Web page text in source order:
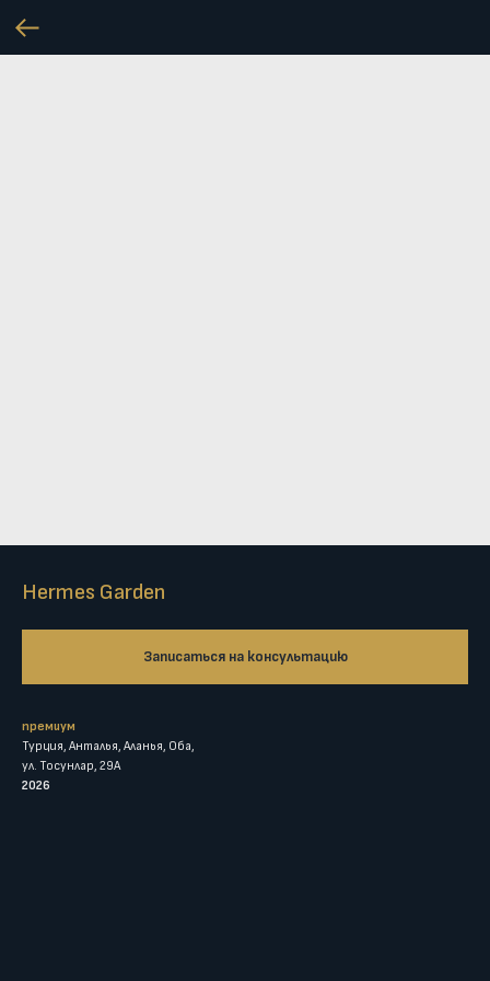
Hermes Garden
Записаться на консультацию
премиум
Турция, Анталья, Аланья, Оба,
ул. Тосунлар, 29A
2026